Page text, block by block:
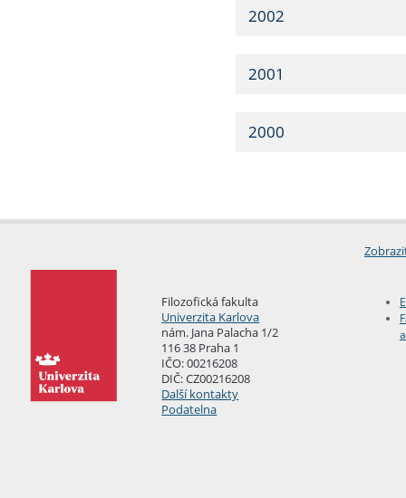
2002
2001
2000
Filozofická fakulta
Univerzita Karlova
nám. Jana Palacha 1/2
116 38 Praha 1
IČO: 00216208
DIČ: CZ00216208
Další kontakty
Podatelna